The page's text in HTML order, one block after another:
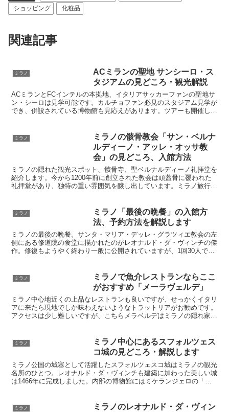
ショッピング 化粧品
関連記事
ミラノ
ACミランの聖地 サンシーロ・ス
タジアムの見どころ・観光解説
ACミランとFCインテルの本拠地、イタリアサッカーファンの聖地サ
ン・シーロは見学可能です。カルチョファン必見のスタジアム見学が
でき、併設されている博物館も見応えがあります。ツアーも開催して
中です。
ミラノ
ミラノの骸骨教会「サン・ベルナ
ルディーノ・アッレ・オッサ教
会」の見どころ、入館方法
ミラノの隠れた観光スポット、骸骨寺、聖ベルナルディーノ礼拝堂を
紹介します。今から1200年前に創立された教会は頭蓋骨に覆われた
礼拝堂があり、独特の重い雰囲気を醸し出しています。ミラノ旅行に
ミラノ
ミラノ「最後の晩餐」の入館方
法、予約方法を解説します
ミラノの最後の晩餐。サンタ・マリア・デッレ・グラツィエ教会の左
側にある修道院の食堂に描かれたのがレオナルド・ダ・ヴィンチの傑
作。修復もようやく終わり一般に公開されていますが、1回30人で15
ミラノ
ミラノで魚介レストランならここ
がおすすめ「メーラヴェルデ」
ミラノ中心地近くの上品なレストランも良いですが、せっかくイタリ
アに来たら現地でしか味わえないようなトラットリアがお勧めです。
アクセスは少し難しいですが、こちらメラベルデはミラノの隠れ家的
ださい。
ミラノ
ミラノ中心にあるスフォルツェス
コ城の見どころ・解説します
ミラノ公国の城塞として活躍したスフォルツェスコ城はミラノの観光
名所のひとつ。レオナルド・ダ・ヴィンチも建築に加わった美しい城
は1466年に完成しました。内部の博物館にはミケランジェロの「ロ
ミラノ
ミラノのレオナルド・ダ・ヴィン